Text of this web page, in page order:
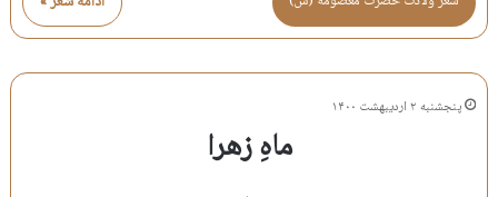
پنجشنبه ۲ اردیبهشت ۱۴۰۰
ماهِ زهرا